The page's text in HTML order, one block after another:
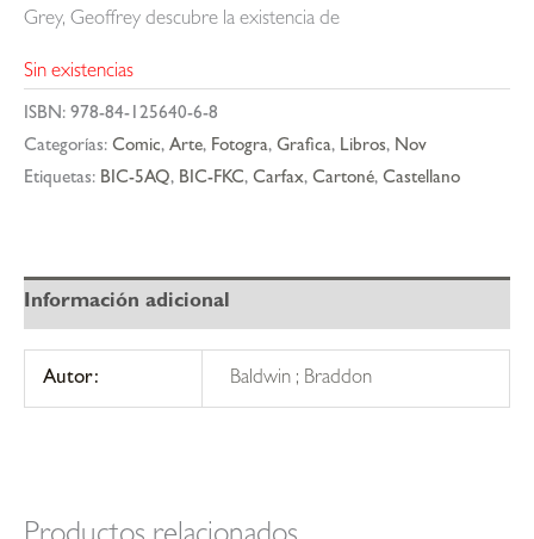
Grey, Geoffrey descubre la existencia de
Sin existencias
ISBN: 978-84-125640-6-8
Categorías: Comic, Arte, Fotogra, Grafica, Libros, Nov
Etiquetas: BIC-5AQ, BIC-FKC, Carfax, Cartoné, Castellano
Información adicional
Autor: Baldwin ; Braddon